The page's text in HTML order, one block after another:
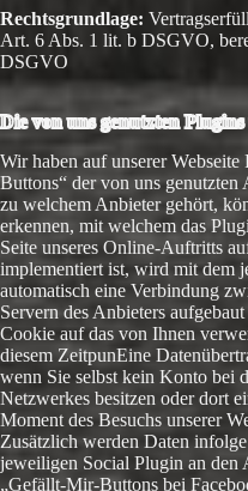
Rechtsgrundlage:
Art. 6 Abs. 1 lit. b DSGVO,
DSGVO
Die von uns genutzten
Wir haben auf unserer
Buttons“ der von uns genutzten
zu welchem Anbieter gehört,
erkennen, mit welchem das
Seite unseres Online-Auftritts
implementiert ist, wird mit dem
automatisch eine Verbindung
Servern des Anbieters
Cookie auf das von Ihnen
diesem ZeitpunEine
wenn Sie selbst kein Konto bei
Netzwerkes besitzen oder dort
Moment des Besuchs unserer
Zusätzlich werden Daten
jeweiligen Social Plugin an den
„Gefällt-Mir-Buttons bei